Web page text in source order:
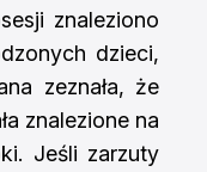
znaleziono
dzieci,
zeznała, że
znalezione na
Jeśli zarzuty